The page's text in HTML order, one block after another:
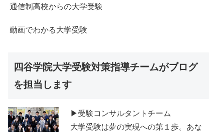
通信制高校からの大学受験
動画でわかる大学受験
四谷学院大学受験対策指導チームがブログ
を担当します
▶受験コンサルタントチーム
大学受験は夢の実現への第１歩。あな